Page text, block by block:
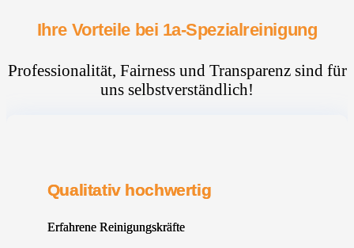
Ihre Vorteile bei 1a-Spezialreinigung
Professionalität, Fairness und Transparenz sind für
uns selbstverständlich!
Qualitativ hochwertig
Erfahrene Reinigungskräfte